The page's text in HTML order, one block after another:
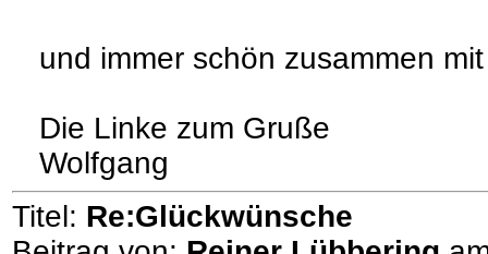
und immer schön zusammen
Die Linke zum Gruße
Wolfgang
Titel: Re:Glückwünsche